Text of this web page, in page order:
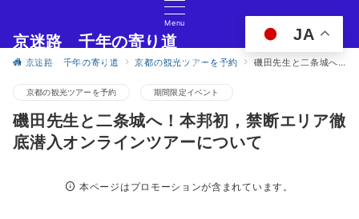
Menu
京迷路 千年の寄り道
京都の観光イベント・グルメ・ショッピングの情報サイト
京迷路 千年の寄り道 京都の観光ツアーを予約 磯田先生と二条城へ！本邦初，禁断エリア徹底潜入オンラインツアーについて
京都の観光ツアーを予約 期間限定イベント
磯田先生と二条城へ！本邦初，禁断エリア徹
底潜入オンラインツアーについて
本ページはプロモーションが含まれています。
JA